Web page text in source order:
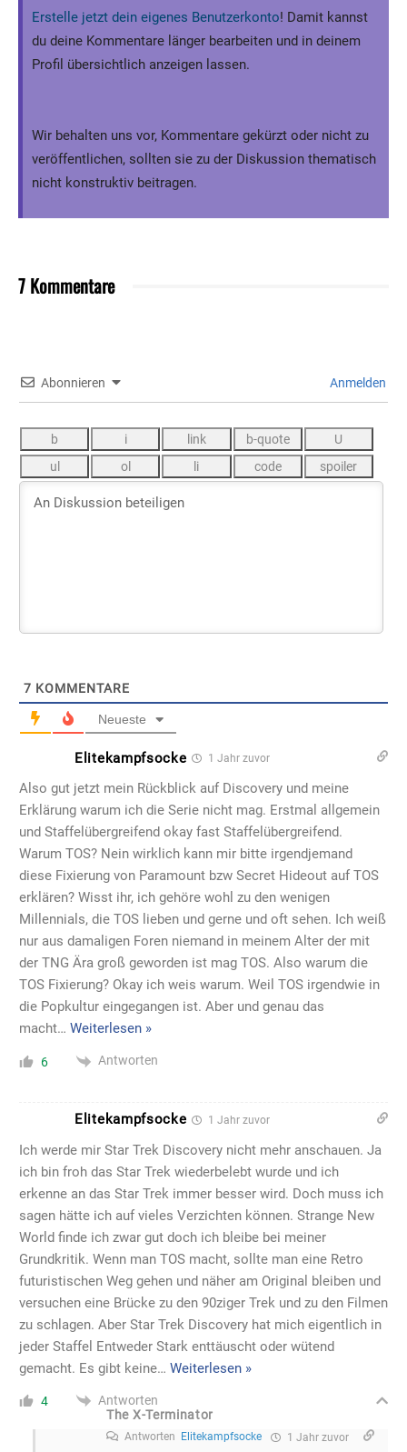
Erstelle jetzt dein eigenes Benutzerkonto! Damit kannst
du deine Kommentare länger bearbeiten und in deinem
Profil übersichtlich anzeigen lassen.
Wir behalten uns vor, Kommentare gekürzt oder nicht zu
veröffentlichen, sollten sie zu der Diskussion thematisch
nicht konstruktiv beitragen.
7 Kommentare
Abonnieren Anmelden
7 KOMMENTARE
Neueste
Elitekampfsocke 1 Jahr zuvor
Also gut jetzt mein Rückblick auf Discovery und meine
Erklärung warum ich die Serie nicht mag. Erstmal allgemein
und Staffelübergreifend okay fast Staffelübergreifend.
Warum TOS? Nein wirklich kann mir bitte irgendjemand
diese Fixierung von Paramount bzw Secret Hideout auf TOS
erklären? Wisst ihr, ich gehöre wohl zu den wenigen
Millennials, die TOS lieben und gerne und oft sehen. Ich weiß
nur aus damaligen Foren niemand in meinem Alter der mit
der TNG Ära groß geworden ist mag TOS. Also warum die
TOS Fixierung? Okay ich weis warum. Weil TOS irgendwie in
die Popkultur eingegangen ist. Aber und genau das
macht… Weiterlesen »
6 Antworten
Elitekampfsocke 1 Jahr zuvor
Ich werde mir Star Trek Discovery nicht mehr anschauen. Ja
ich bin froh das Star Trek wiederbelebt wurde und ich
erkenne an das Star Trek immer besser wird. Doch muss ich
sagen hätte ich auf vieles Verzichten können. Strange New
World finde ich zwar gut doch ich bleibe bei meiner
Grundkritik. Wenn man TOS macht, sollte man eine Retro
futuristischen Weg gehen und näher am Original bleiben und
versuchen eine Brücke zu den 90ziger Trek und zu den Filmen
zu schlagen. Aber Star Trek Discovery hat mich eigentlich in
jeder Staffel Entweder Stark enttäuscht oder wütend
gemacht. Es gibt keine… Weiterlesen »
4
Antworten
The X-Terminator
Antworten Elitekampfsocke 1 Jahr zuvor